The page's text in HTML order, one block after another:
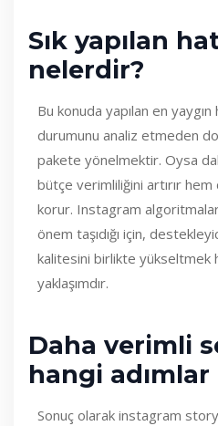
Sık yapılan
nelerdir?
Bu konuda yapılan en
durumunu analiz etmeden
pakete yönelmektir. Oysa
bütçe verimliliğini artırır
korur. Instagram
önem taşıdığı için,
kalitesini birlikte yükseltmek
yaklaşımdır.
Daha verimli
hangi
Sonuç olarak instagram story